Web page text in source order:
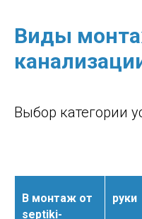
Виды
Выбор категории
В монтаж от
septiki-
руки